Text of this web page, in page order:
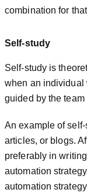
combination for
Self-study
Self-study is
when an individual
guided by the team
An example of
articles, or blogs.
preferably in
automation
automation